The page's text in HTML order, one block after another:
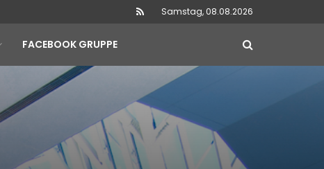
Samstag, 08.08.2026
FACEBOOK GRUPPE